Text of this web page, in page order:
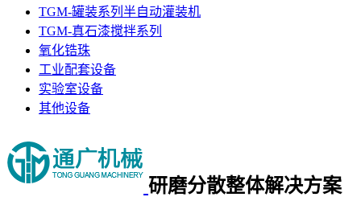
TGM-罐装系列半自动灌装机
TGM-真石漆搅拌系列
氧化锆珠
工业配套设备
实验室设备
其他设备
研磨分散整体解决方案